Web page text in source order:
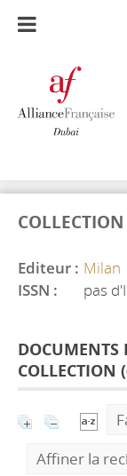
Editeur : Milan
ISSN :
pas
DOCUMENTS
COLLECTION (
Affiner la